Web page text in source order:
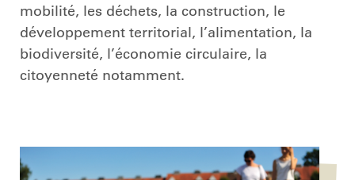
mobilité, les déchets, la construction, le
développement territorial, l’alimentation, la
biodiversité, l’économie circulaire, la
citoyenneté notamment.